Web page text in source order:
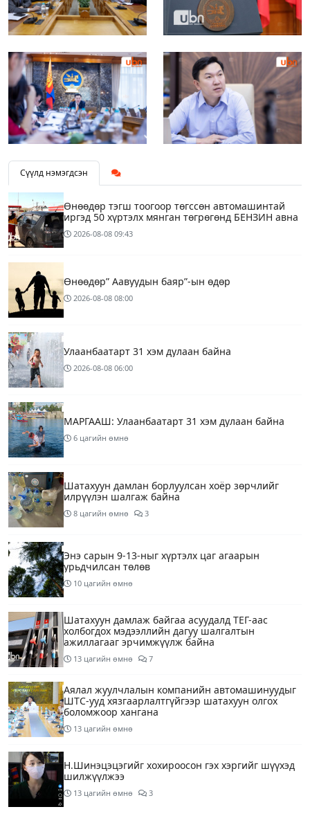
Сүүлд нэмэгдсэн
Өнөөдөр тэгш тоогоор төгссөн автомашинтай
иргэд 50 хүртэлх мянган төгрөгөнд БЕНЗИН авна
2026-08-08 09:43
Өнөөдөр” Аавуудын баяр”-ын өдөр
2026-08-08 08:00
Улаанбаатарт 31 хэм дулаан байна
2026-08-08 06:00
МАРГААШ: Улаанбаатарт 31 хэм дулаан байна
6 цагийн өмнө
Шатахуун дамлан борлуулсан хоёр зөрчлийг
илрүүлэн шалгаж байна
8 цагийн өмнө 3
Энэ сарын 9-13-ныг хүртэлх цаг агаарын
урьдчилсан төлөв
10 цагийн өмнө
Шатахуун дамлаж байгаа асуудалд ТЕГ-аас
холбогдох мэдээллийн дагуу шалгалтын
ажиллагааг эрчимжүүлж байна
13 цагийн өмнө 7
Аялал жуулчлалын компанийн автомашинуудыг
ШТС-ууд хязгаарлалтгүйгээр шатахуун олгох
боломжоор хангана
13 цагийн өмнө
Н.Шинэцэцэгийг хохироосон гэх хэргийг шүүхэд
шилжүүлжээ
13 цагийн өмнө 3